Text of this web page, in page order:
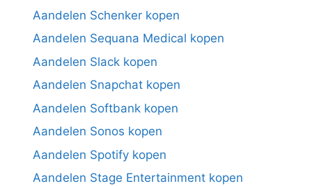
Aandelen Schenker kopen
Aandelen Sequana Medical kopen
Aandelen Slack kopen
Aandelen Snapchat kopen
Aandelen Softbank kopen
Aandelen Sonos kopen
Aandelen Spotify kopen
Aandelen Stage Entertainment kopen